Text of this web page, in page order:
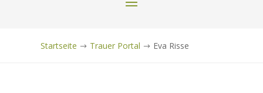
Startseite $ Trauer Portal $ Eva Risse